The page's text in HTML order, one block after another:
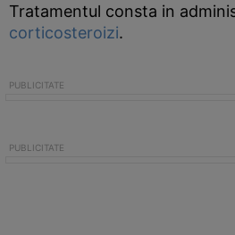
Tratamentul consta in
corticosteroizi.